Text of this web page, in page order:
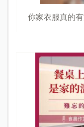
你家衣服真的